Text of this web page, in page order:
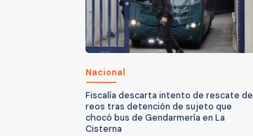
Nacional
Fiscalía descarta intento de rescate de
reos tras detención de sujeto que
chocó bus de Gendarmería en La
Cisterna